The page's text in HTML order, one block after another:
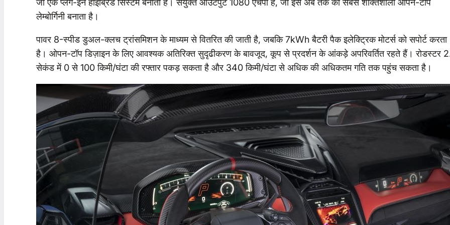
जो एक प्लग-इन हाइब्रिड सिस्टम बनाता है। संयुक्त आउटपुट 1080 एचपी है, जो इसे अब तक की सबसे शक्तिशाली ओपन-टॉप
लेम्बोर्गिनी बनाता है।
पावर 8-स्पीड डुअल-क्लच ट्रांसमिशन के माध्यम से वितरित की जाती है, जबकि 7kWh बैटरी पैक इलेक्ट्रिक मोटर्स को सपोर्ट करता
है। ओपन-टॉप डिज़ाइन के लिए आवश्यक अतिरिक्त सुदृढीकरण के बावजूद, कूप से प्रदर्शन के आंकड़े अपरिवर्तित रहते हैं। रोडस्टर
सेकंड में 0 से 100 किमी/घंटा की रफ्तार पकड़ सकता है और 340 किमी/घंटा से अधिक की अधिकतम गति तक पहुंच सकता है।